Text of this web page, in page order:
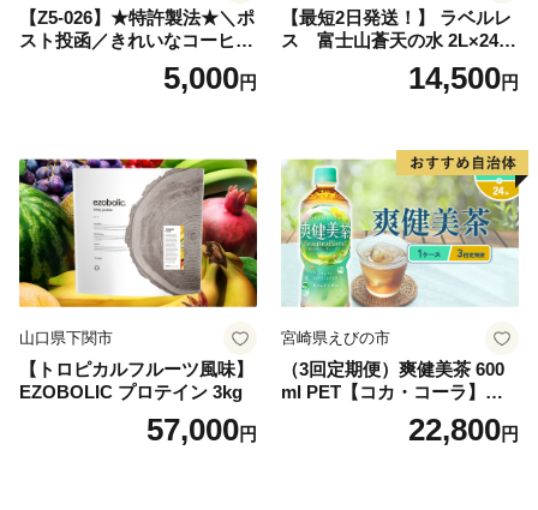
【Z5-026】★特許製法★＼ポ
スト投函／きれいなコーヒー
ドリップバッグ9種セット(18
袋)ゆうパケットでお届け！
5,000円
【最短2日発送！】 ラベルレ
ス 富士山蒼天の水 2L×24本
（4ケース）※離島不可 天然
水 ミネラルウォーター 水 ペ
産 シリカ ミネラル 美容 備蓄
防災 長期保存 富士山 山梨県
忍野村
14,500円
山口県下関市
【トロピカルフルーツ風味】
EZOBOLIC プロテイン 3kg
57,000円
宮崎県えびの市
（3回定期便）爽健美茶 600
ml PET【コカ・コーラ】ペ
ットボトル 1ケース(24本) 定
期便 3回(72本) セット お茶
22,800円